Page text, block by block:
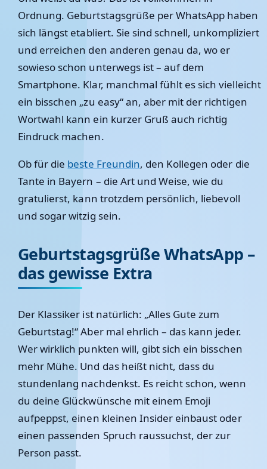
Ordnung. Geburtstagsgrüße per WhatsApp haben
sich längst etabliert. Sie sind schnell, unkompliziert
und erreichen den anderen genau da, wo er
sowieso schon unterwegs ist – auf dem
Smartphone. Klar, manchmal fühlt es sich vielleicht
ein bisschen „zu easy“ an, aber mit der richtigen
Wortwahl kann ein kurzer Gruß auch richtig
Eindruck machen.
Ob für die beste Freundin, den Kollegen oder die
Tante in Bayern – die Art und Weise, wie du
gratulierst, kann trotzdem persönlich, liebevoll
und sogar witzig sein.
Geburtstagsgrüße WhatsApp –
das gewisse Extra
Der Klassiker ist natürlich: „Alles Gute zum
Geburtstag!“ Aber mal ehrlich – das kann jeder.
Wer wirklich punkten will, gibt sich ein bisschen
mehr Mühe. Und das heißt nicht, dass du
stundenlang nachdenkst. Es reicht schon, wenn
du deine Glückwünsche mit einem Emoji
aufpeppst, einen kleinen Insider einbaust oder
einen passenden Spruch raussuchst, der zur
Person passt.